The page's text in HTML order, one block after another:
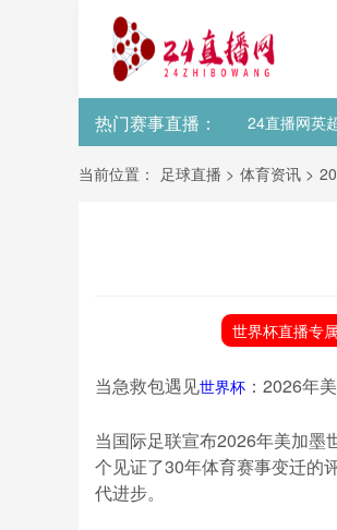
热门赛事直播： 24直播网英
24直播网亚
24直播网国
当前位置： 足球直播 > 体育资讯 >
世界杯直播专
当急救包遇见世界杯 ：2026年
当国际足联宣布2026年美加墨
个见证了30年体育赛事变迁的
代进步。